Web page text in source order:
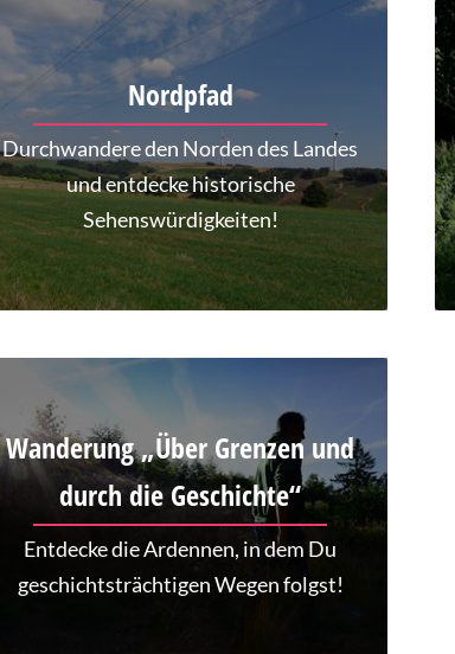
Nordpfad
Durchwandere den Norden des Landes
und entdecke historische
Sehenswürdigkeiten!
Wanderung „Über Grenzen und
durch die Geschichte“
Entdecke die Ardennen, in dem Du
geschichtsträchtigen Wegen folgst!